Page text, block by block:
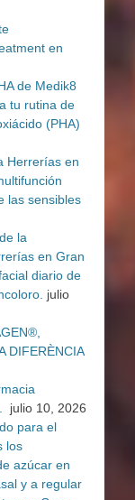
en
de Medik8
tu rutina de
(PHA)
Herrerías en
las sensibles
la
en Gran
diario de
julio
DIFERÈNCIA
julio 10, 2026
para el
los
azúcar en
y a regular